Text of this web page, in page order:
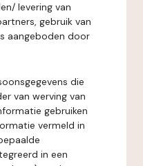
levering van
gebruik van
aangeboden door
die
van werving van
gebruiken
vermeld in
in een